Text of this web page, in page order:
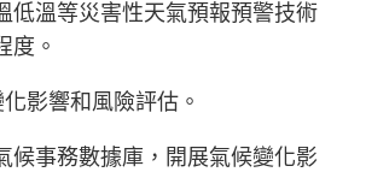
低溫等災害性天氣預報預警技術
度。
影響和風險評估。
候事務數據庫，開展氣候變化影